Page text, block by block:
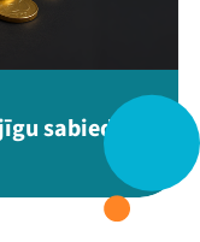
TikTok
sabiedrības